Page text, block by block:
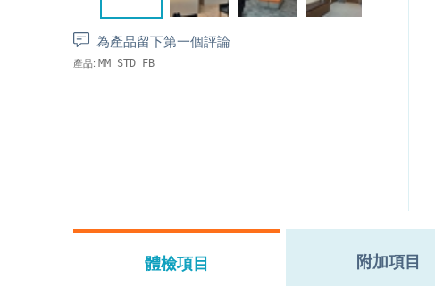
為產品留下第一個評論
產品: MM_STD_FB
體檢項目 附加項目